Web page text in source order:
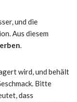
und die
Aus diesem
.
wird, und behält
Bitte
dass